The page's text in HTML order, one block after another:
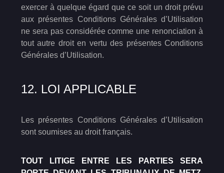
exercer à quelque égard que ce soit un droit prévu
aux présentes Conditions Générales d’Utilisation
ne sera pas considérée comme une renonciation à
tout autre droit en vertu des présentes Conditions
Générales d’Utilisation.
12. LOI APPLICABLE
Les présentes Conditions Générales d’Utilisation
sont soumises au droit français.
TOUT LITIGE ENTRE LES PARTIES SERA